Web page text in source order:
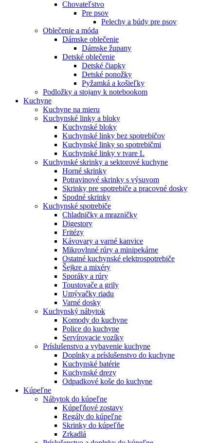
Chovateľstvo
Pre psov
Pelechy a búdy pre psov
Oblečenie a móda
Dámske oblečenie
Dámske župany
Detské oblečenie
Detské čiapky
Detské ponožky
Pyžamká a košieľky
Podložky a stojany k notebookom
Kuchyne
Kuchyne na mieru
Kuchynské linky a bloky
Kuchynské bloky
Kuchynské linky bez spotrebičov
Kuchynské linky so spotrebičmi
Kuchynské linky v tvare L
Kuchynské skrinky a sektorové kuchyne
Horné skrinky
Potravinové skrinky s výsuvom
Skrinky pre spotrebiče a pracovné dosky
Spodné skrinky
Kuchynské spotrebiče
Chladničky a mrazničky
Digestory
Fritézy
Kávovary a varné kanvice
Mikrovlnné rúry a minipekárne
Ostatné kuchynské elektrospotrebiče
Šejkre a mixéry
Sporáky a rúry
Toustovače a grily
Umývačky riadu
Varné dosky
Kuchynský nábytok
Komody do kuchyne
Police do kuchyne
Servírovacie vozíky
Príslušenstvo a vybavenie kuchyne
Doplnky a príslušenstvo do kuchyne
Kuchynské batérie
Kuchynské drezy
Odpadkové koše do kuchyne
Kúpeľne
Nábytok do kúpeľne
Kúpeľňové zostavy
Regály do kúpeľne
Skrinky do kúpeľňe
Zrkadlá